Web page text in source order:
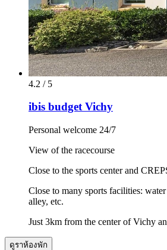
4.2 / 5
ibis budget Vichy
Personal welcome 24/7
View of the racecourse
Close to the sports center and
Close to many sports facilities:
alley, etc.
Just 3km from the center of Vichy
ดูราห้องพัก